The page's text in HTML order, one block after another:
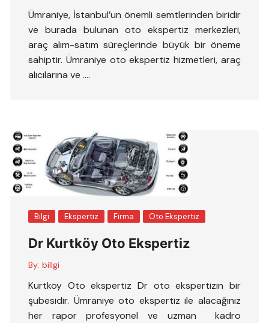
Ümraniye, İstanbul’un önemli semtlerinden biridir
ve burada bulunan oto ekspertiz merkezleri,
araç alım-satım süreçlerinde büyük bir öneme
sahiptir. Ümraniye oto ekspertiz hizmetleri, araç
alıcılarına ve ….
Bilgi Ekspertiz Firma Oto Ekspertiz
Dr Kurtköy Oto Ekspertiz
By: billgi
Kurtköy Oto ekspertiz Dr oto ekspertizin bir
şubesidir. Ümraniye oto ekspertiz ile alacağınız
her rapor profesyonel ve uzman kadro